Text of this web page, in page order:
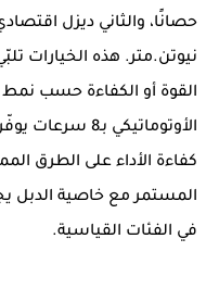
نيوتن.متر. هذه الخيارات
القوة أو الكفاءة حسب نمط
الأوتوماتيكي
كفاءة الأداء على الطرق
المستمر مع خاصية الدبل
في الفئات القياسية.